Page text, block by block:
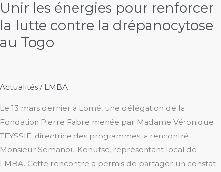
Unir les énergies pour renforcer
la lutte contre la drépanocytose
au Togo
Actualités / LMBA
Le 13 mars dernier à Lomé, une délégation de la
Fondation Pierre Fabre menée par Madame Véronique
TEYSSIE, directrice des programmes, a rencontré
Monsieur Semanou Konutse, représentant local de
LMBA. Cette rencontre a permis de partager un constat